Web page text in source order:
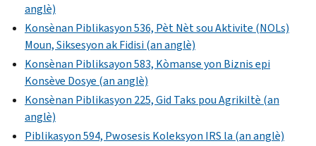
anglè)
Konsènan Piblikasyon 536, Pèt Nèt sou Aktivite (NOLs)
Moun, Siksesyon ak Fidisi (an anglè)
Konsènan Pibliksayon 583, Kòmanse yon Biznis epi
Konsève Dosye (an anglè)
Konsènan Piblikasyon 225, Gid Taks pou Agrikiltè (an
anglè)
Piblikasyon 594, Pwosesis Koleksyon IRS la (an anglè)